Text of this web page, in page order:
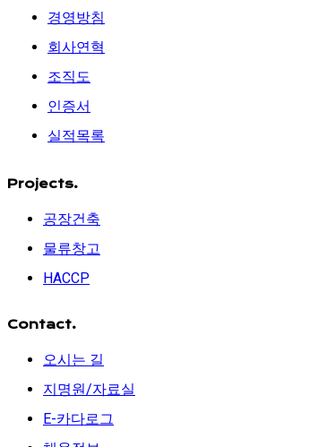
경영방침
회사연혁
조직도
인증서
실적목록
Projects.
공장건축
물류창고
HACCP
Contact.
오시는 길
지명원/자료실
E-카다로그